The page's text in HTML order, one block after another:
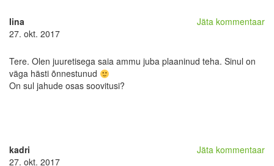
Jäta kommentaar
Iina
27. okt. 2017
Tere. Olen juuretisega saia ammu juba plaaninud teha. Sinul on
väga hästi õnnestunud
On sul jahude osas soovitusi?
Jäta kommentaar
kadri
27. okt. 2017